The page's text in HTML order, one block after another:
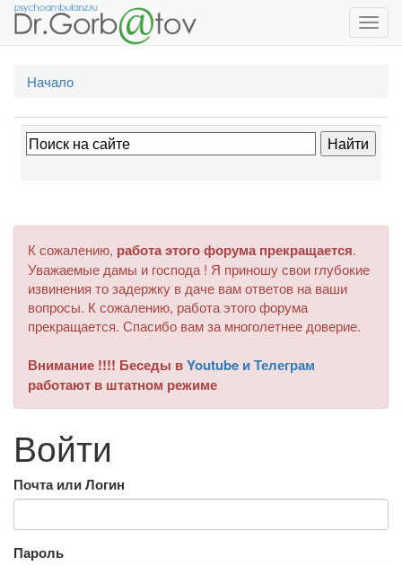
Начало
К сожалению, работа этого форума прекращается.
Уважаемые дамы и господа ! Я приношу свои глубокие
извинения то задержку в даче вам ответов на ваши
вопросы. К сожалению, работа этого форума
прекращается. Спасибо вам за многолетнее доверие.
Внимание !!!! Беседы вYoutube и Телеграм
работают в штатном режиме
Войти
Почта или Логин
Пароль